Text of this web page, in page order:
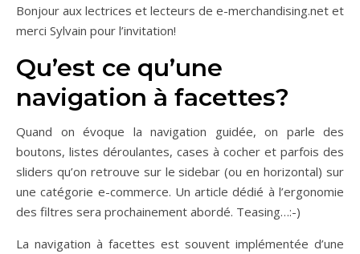
Bonjour aux lectrices et lecteurs de e-merchandising.net et
merci Sylvain pour l’invitation!
Qu’est ce qu’une
navigation à facettes?
Quand on évoque la navigation guidée, on parle des
boutons, listes déroulantes, cases à cocher et parfois des
sliders qu’on retrouve sur le sidebar (ou en horizontal) sur
une catégorie e-commerce. Un article dédié à l’ergonomie
des filtres sera prochainement abordé. Teasing…:-)
La navigation à facettes est souvent implémentée d’une